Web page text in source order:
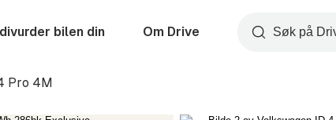
bilen din Om Drive Søk
Pro 4M